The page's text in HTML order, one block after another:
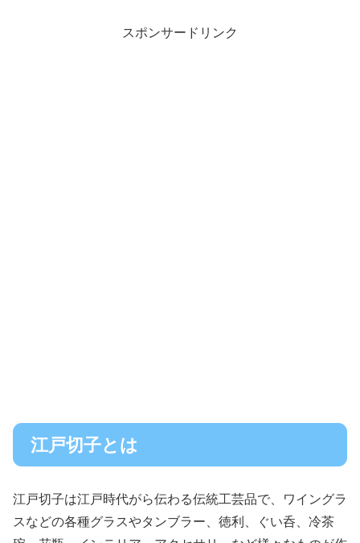
スポンサードリンク
江戸切子とは
江戸切子は江戸時代がら伝わる伝統工芸品で、ワイングラ
スなどの各種グラスやタンブラー、徳利、ぐい呑、冷茶